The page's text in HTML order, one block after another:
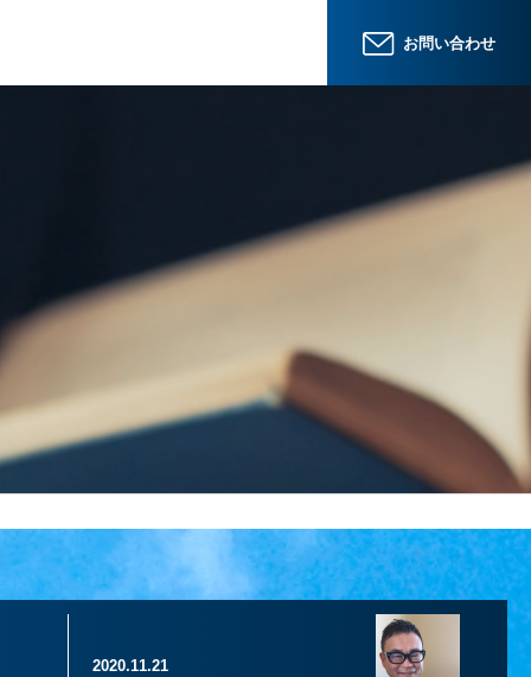
お問い合わせ
2020.11.21